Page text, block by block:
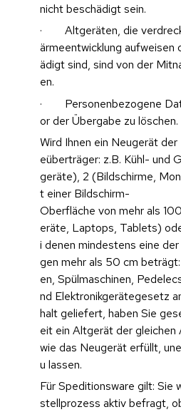
nicht beschädigt sein.
·        Altgeräten, die
ärmeentwicklung aufweisen
ädigt sind, sind von der
en.
·        Personenbezogene
or der Übergabe zu löschen.
Wird Ihnen ein Neugerät der
eüberträger: z.B. Kühl- und
geräte), 2 (Bildschirme,
t einer Bildschirm-
Oberfläche von mehr als
eräte, Laptops, Tablets)
i denen mindestens eine
gen mehr als 50 cm
en, Spülmaschinen,
nd Elektronikgerätegesetz
halt geliefert, haben Sie
eit ein Altgerät der gleichen
wie das Neugerät erfüllt,
u lassen.
Für Speditionsware gilt: Sie
stellprozess aktiv befragt,